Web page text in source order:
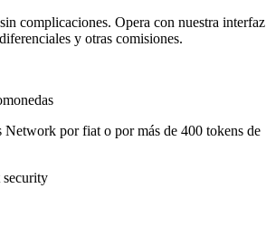
complicaciones. Opera con nuestra interfaz
y otras comisiones.
Network por fiat o por más de 400 tokens de